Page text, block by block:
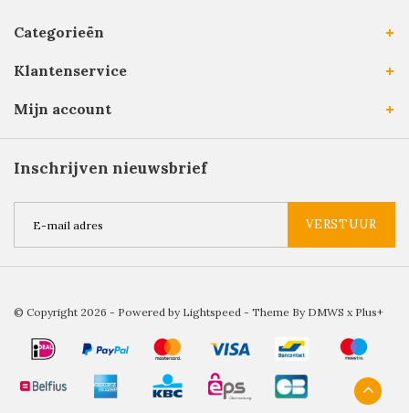
Categorieën
Klantenservice
Mijn account
Inschrijven nieuwsbrief
VERSTUUR
© Copyright 2026 - Powered by Lightspeed - Theme By DMWS x Plus+